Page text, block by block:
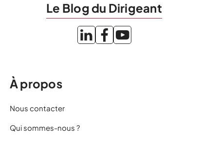
Le Blog du Dirigeant
À propos
Nous contacter
Qui sommes-nous ?